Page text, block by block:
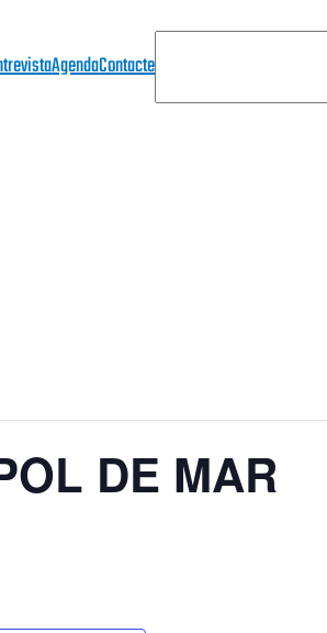
AgendaContacteE
R
DE MAR